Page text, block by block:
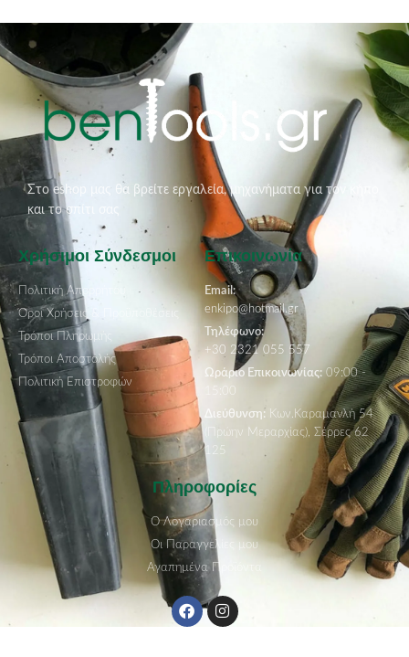
Στο eshop μας θα βρείτε εργαλεία, μηχανήματα για τον κήπο
και το σπίτι σας
Χρήσιμοι Σύνδεσμοι
Πολιτική Απορρήτου
Όροι Χρήσεις & Προϋποθέσεις
Τρόποι Πληρωμής
Τρόποι Αποστολής
Πολιτική Επιστροφών
Επικοινωνία
Email:
enkipo@hotmail.gr
Τηλέφωνο:
+30 2321 055 557
Ωράριο Επικοινωνίας: 09:00 -
15:00
Διεύθυνση: Κων.Καραμανλή 54
(Πρώην Μεραρχίας), Σέρρες 62
125
Πληροφορίες
Ο Λογαριασμός μου
Οι Παραγγελίες μου
Αγαπημένα Προϊόντα